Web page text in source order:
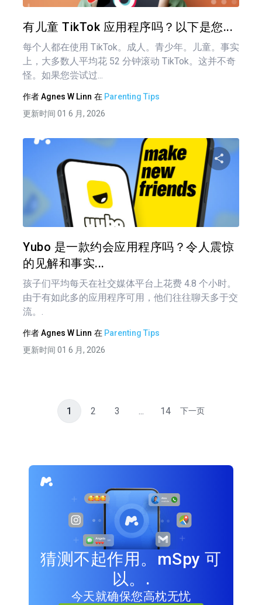
有儿童 TikTok 应用程序吗？以下是您...
每个人都在使用 TikTok。成人。青少年。儿童。事实
上，大多数人平均花 52 分钟滚动 TikTok。这并不奇
怪。如果您尝试过...
作者Agnes W Linn 在 Parenting Tips
更新时间 01 6 月, 2026
Yubo 是一款约会应用程序吗？令人震惊
的见解和事实...
孩子们平均每天在社交媒体平台上花费 4.8 个小时。
由于有如此多的应用程序可用，他们往往聊天多于交
流。.
作者Agnes W Linn 在 Parenting Tips
更新时间 01 6 月, 2026
文
航
1 2 3 ... 14 下一页
猜测不起作用。mSpy 可
以。.
今天就确保您高枕无忧